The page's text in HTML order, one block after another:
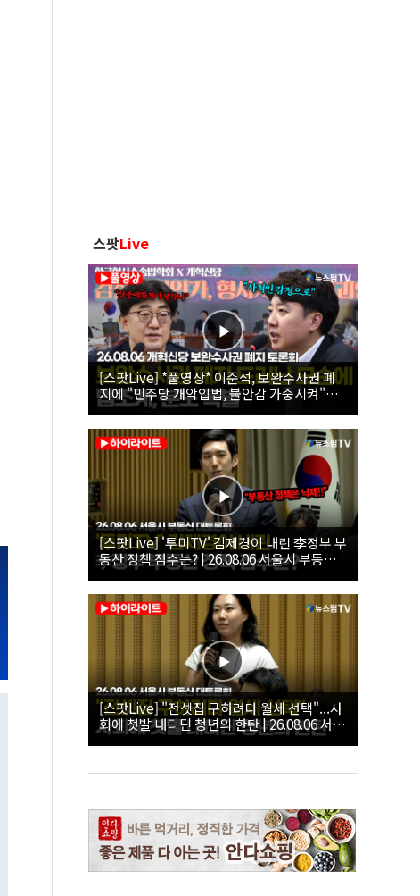
스팟Live
[스팟Live] *풀영상* 이준석, 보완수사권 폐
지에 "민주당 개악입법, 불안감 가중시켜"｜
26.08.06 개혁신당 보완수사권 폐지 토론회
[스팟Live] '투미TV' 김제경이 내린 李정부 부
동산 정책 점수는? | 26.08.06 서울시 부동산
대토론회
[스팟Live] "전셋집 구하려다 월세 선택"...사
회에 첫발 내디딘 청년의 한탄 | 26.08.06 서울
시 부동산 대토론회